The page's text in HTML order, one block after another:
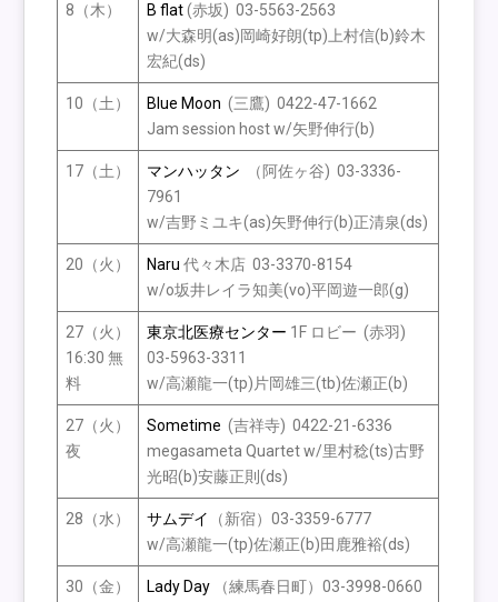
8（木） B flat(赤坂) 03-5563-2563
w/大森明(as)岡崎好朗(tp)上村信(b)鈴木
宏紀(ds)
10（土） Blue Moon (三鷹) 0422-47-1662
Jam session host w/矢野伸行(b)
17（土） マンハッタン （阿佐ヶ谷) 03-3336-
7961
w/吉野ミユキ(as)矢野伸行(b)正清泉(ds)
20（火） Naru 代々木店 03-3370-8154
w/o坂井レイラ知美(vo)平岡遊一郎(g)
27（火）
16:30 無
料
東京北医療センター 1F ロビー (赤羽)
03-5963-3311
w/高瀬龍一(tp)片岡雄三(tb)佐瀬正(b)
27（火）
夜
Sometime (吉祥寺) 0422-21-6336
megasameta Quartet w/里村稔(ts)古野
光昭(b)安藤正則(ds)
28（水） サムデイ
（新宿）03-3359-6777
w/高瀬龍一(tp)佐瀬正(b)田鹿雅裕(ds)
30（金） Lady Day （練馬春日町）03-3998-0660